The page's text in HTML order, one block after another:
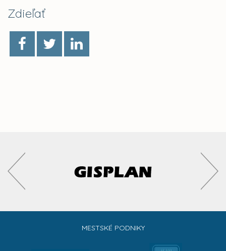
Zdieľať
MESTSKÉ PODNIKY